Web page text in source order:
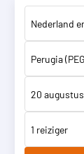
1 reiziger